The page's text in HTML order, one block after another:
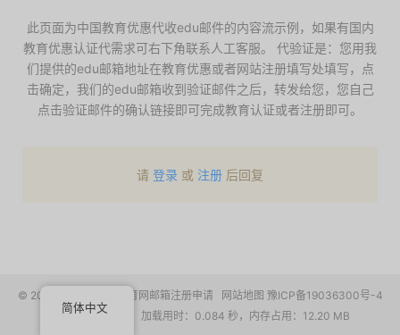
此页面为中国教育优惠代收edu邮件的内容流示例，如果有国内
教育优惠认证代需求可右下角联系人工客服。 代验证是：您用我
们提供的edu邮箱地址在教育优惠或者网站注册填写处填写，点
击确定，我们的edu邮箱收到验证邮件之后，转发给您，您自己
点击验证邮件的确认链接即可完成教育认证或者注册即可。
请 登录 或 注册 后回复
© 2017-2026 EDU教育网邮箱注册申请 网站地图 豫ICP备19036300号-4
请求次数：13 次，加载用时：0.084 秒，内存占用：12.20 MB
简体中文